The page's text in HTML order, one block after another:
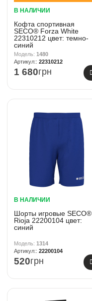
В НАЛИЧИИ
Кофта спортивная
SECO® Forza White
22310212 цвет: темно-
синий
1480
22310212
1 680грн
В НАЛИЧИИ
Шорты игровые SECO®
Rioja 22200104 цвет:
синий
1314
22200104
520грн